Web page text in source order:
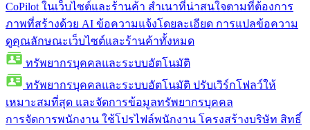
CoPilot ในเว็บไซต์และร้านค้า สำเนาที่น่าสนใจตามที่ต้องการ
ภาพที่สร้างด้วย AI ข้อความแจ้งโดยละเอียด การแปลข้อความ
ดูคุณลักษณะเว็บไซต์และร้านค้าทั้งหมด
ทรัพยากรบุคคลและระบบอัตโนมัติ
ทรัพยากรบุคคลและระบบอัตโนมัติ ปรับเวิร์กโฟลว์ให้
เหมาะสมที่สุด และจัดการข้อมูลทรัพยากรบุคคล
การจัดการพนักงาน ใช้โปรไฟล์พนักงาน โครงสร้างบริษัท สิทธิ์